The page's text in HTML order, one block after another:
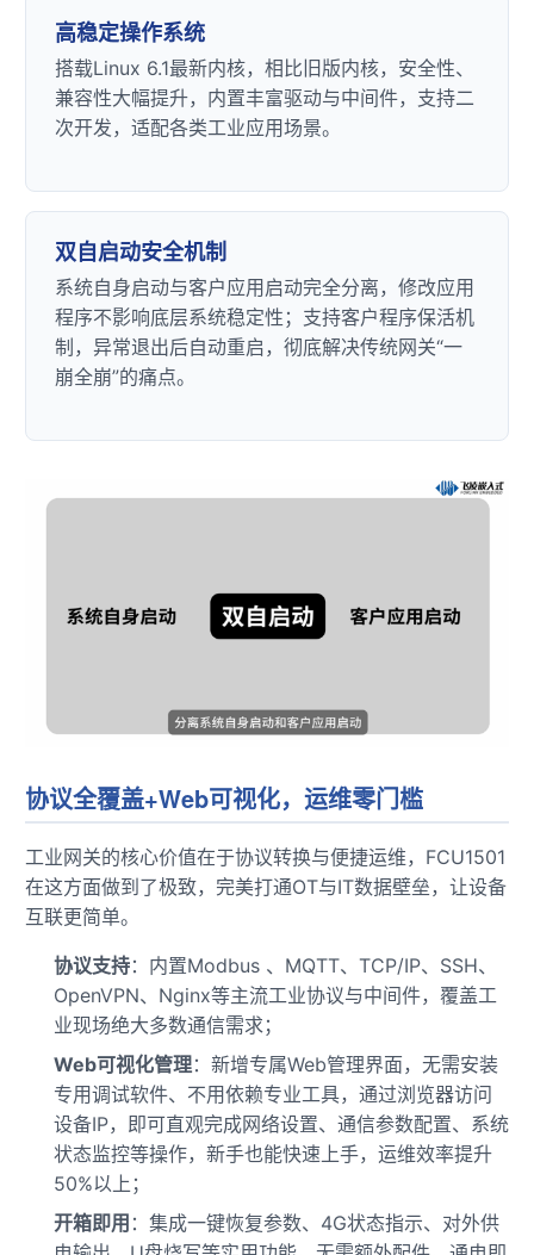
高稳定操作系统
搭载Linux 6.1最新内核，相比旧版内核，安全性、
兼容性大幅提升，内置丰富驱动与中间件，支持二
次开发，适配各类工业应用场景。
双自启动安全机制
系统自身启动与客户应用启动完全分离，修改应用
程序不影响底层系统稳定性；支持客户程序保活机
制，异常退出后自动重启，彻底解决传统网关“一
崩全崩”的痛点。
协议全覆盖+Web可视化，运维零门槛
工业网关的核心价值在于协议转换与便捷运维，FCU1501
在这方面做到了极致，完美打通OT与IT数据壁垒，让设备
互联更简单。
协议支持：内置Modbus 、MQTT、TCP/IP、SSH、
OpenVPN、Nginx等主流工业协议与中间件，覆盖工
业现场绝大多数通信需求；
Web可视化管理：新增专属Web管理界面，无需安装
专用调试软件、不用依赖专业工具，通过浏览器访问
设备IP，即可直观完成网络设置、通信参数配置、系统
状态监控等操作，新手也能快速上手，运维效率提升
50%以上；
开箱即用 ：集成一键恢复参数、4G状态指示、对外供